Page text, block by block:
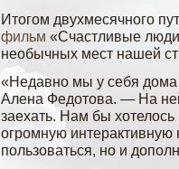
Итогом двухмесячного
фильм «Счастливые
необычных мест нашей
«Недавно мы у себя дома
Алена Федотова. — На
заехать. Нам бы
огромную интерактивную
пользоваться, но и